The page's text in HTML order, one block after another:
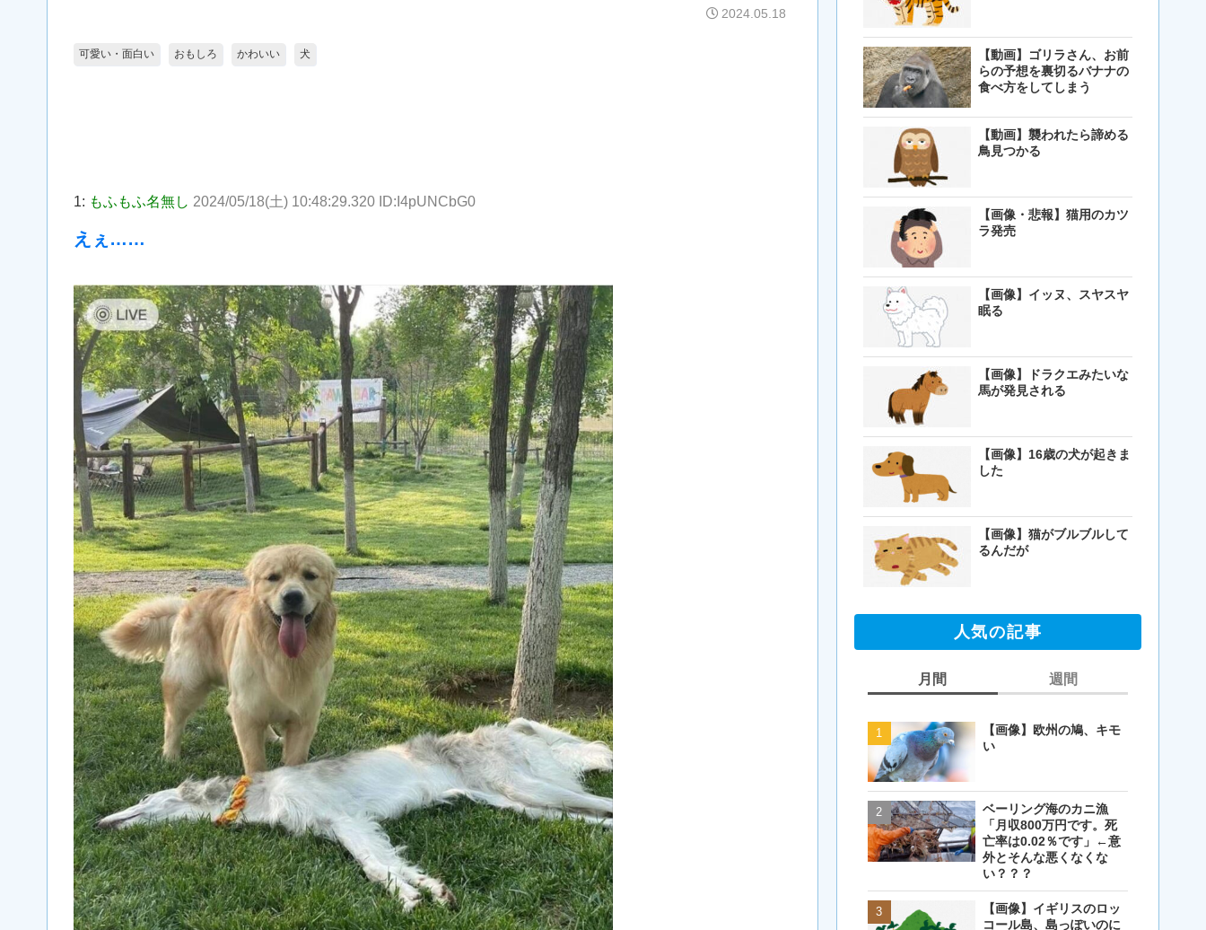
2024.05.18
可愛い・面白い おもしろ かわいい 犬
1: もふもふ名無し 2024/05/18(土) 10:48:29.320 ID:I4pUNCbG0
えぇ……
【動画】ゴリラさん、お前
らの予想を裏切るバナナの
食べ方をしてしまう
【動画】襲われたら諦める
鳥見つかる
【画像・悲報】猫用のカツ
ラ発売
【画像】イッヌ、スヤスヤ
眠る
【画像】ドラクエみたいな
馬が発見される
【画像】16歳の犬が起きま
した
【画像】猫がブルブルして
るんだが
人気の記事
月間
【画像】欧州の鳩、キモ
い
ベーリング海のカニ漁
「月収800万円です。死
亡率は0.02％です」←意
外とそんな悪くなくな
い？？？
【画像】イギリスのロッ
コール島、島っぽいのに
週間
【画像】欧州の鳩、キモ
【閲覧注意・画像】毛を
剃ったコアラが怖すぎる
とワイ(35歳無職)の中で
話題に
【画像】イギリスのロッ
コール島、島っぽいのに
岩扱い